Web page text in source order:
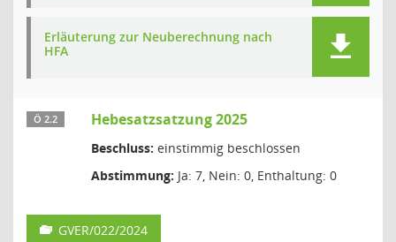
Erläuterung zur Neuberechnung nach
HFA
Ö 2.2 Hebesatzsatzung 2025
Beschluss: einstimmig beschlossen
Abstimmung: Ja: 7, Nein: 0, Enthaltung: 0
GVER/022/2024